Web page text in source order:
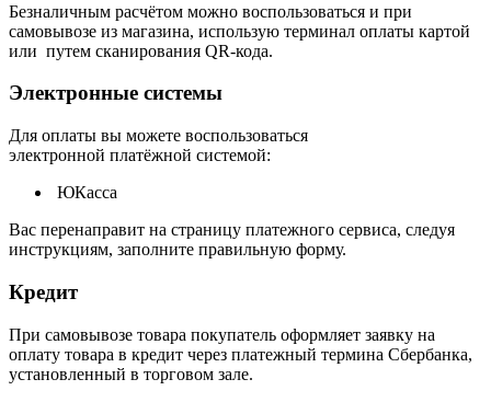
Безналичным расчётом можно воспользоваться и при
самовывозе из магазина, использую терминал оплаты картой
или путем сканирования QR-кода.
Электронные системы
Для оплаты вы можете воспользоваться
электронной платёжной системой:
ЮКасса
Вас перенаправит на страницу платежного сервиса, следуя
инструкциям, заполните правильную форму.
Кредит
При самовывозе товара покупатель оформляет заявку на
оплату товара в кредит через платежный термина Сбербанка,
установленный в торговом зале.